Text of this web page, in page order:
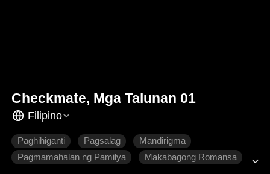
Checkmate, Mga Talunan 01
Filipino
Paghihiganti Pagsalag
Mandirigma
Pagmamahalan ng Pamilya
Makabagong Romansa